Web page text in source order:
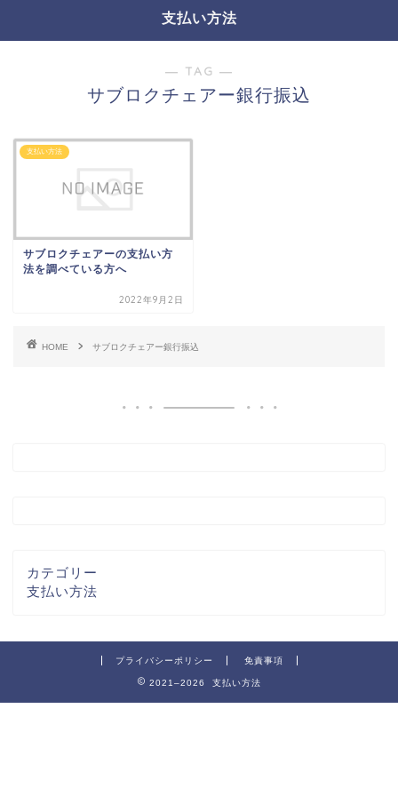
支払い方法
― TAG ―
サブロクチェアー銀行振込
支払い方法
サブロクチェアーの支払い方
法を調べている方へ
2022年9月2日
HOME サブロクチェアー銀行振込
カテゴリー
支払い方法
プライバシーポリシー 免責事項
2021–2026 支払い方法